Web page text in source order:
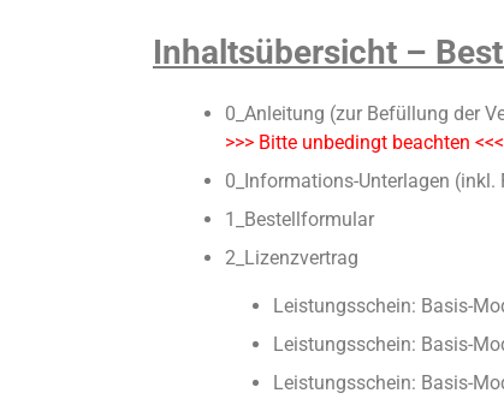
Inhaltsübersicht –
0_Anleitung (zur Befüllung der
>>> Bitte unbedingt beachten <<<
0_Informations-Unterlagen (inkl.
1_Bestellformular
2_Lizenzvertrag
Leistungsschein: Basis-
Leistungsschein: Basis-
Leistungsschein: Basis-